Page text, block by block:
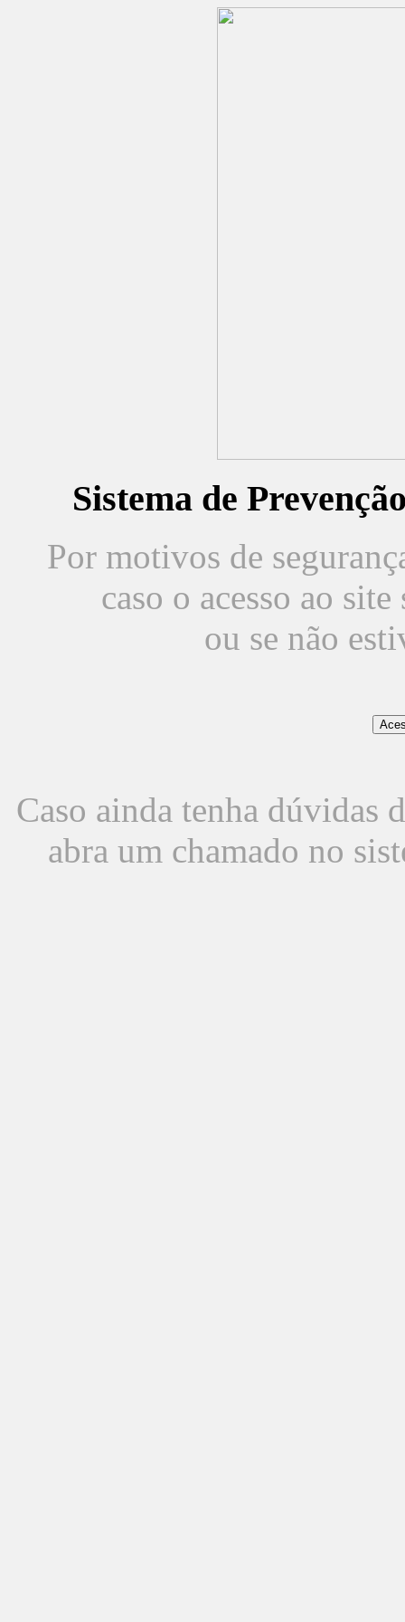
Sistema de
Por motivos de
caso o acesso ao
ou se não
Caso ainda tenha dúvidas
abra um chamado no